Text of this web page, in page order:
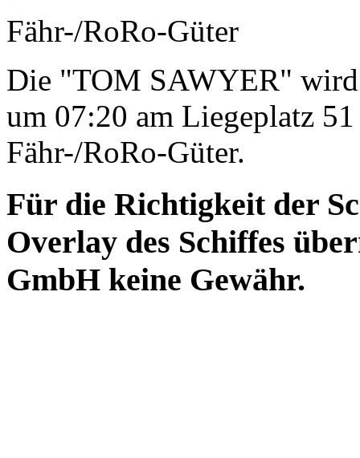
Fähr-/RoRo-Güter
Die "TOM SAWYER"
um 07:20 am Liegeplatz
Fähr-/RoRo-Güter.
Für die Richtigkeit der
Overlay des Schiffes
GmbH keine Gewähr.